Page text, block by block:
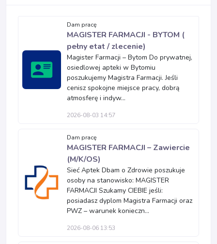
Dam pracę
MAGISTER FARMACJI - BYTOM (
pełny etat / zlecenie)
Magister Farmacji – Bytom Do prywatnej,
osiedlowej apteki w Bytomiu
poszukujemy Magistra Farmacji. Jeśli
cenisz spokojne miejsce pracy, dobrą
atmosferę i indyw...
2026-08-03 14:57
Dam pracę
MAGISTER FARMACJI – Zawiercie
(M/K/OS)
Sieć Aptek Dbam o Zdrowie poszukuje
osoby na stanowisko: MAGISTER
FARMACJI Szukamy CIEBIE jeśli:
posiadasz dyplom Magistra Farmacji oraz
PWZ – warunek konieczn...
2026-08-06 13:53